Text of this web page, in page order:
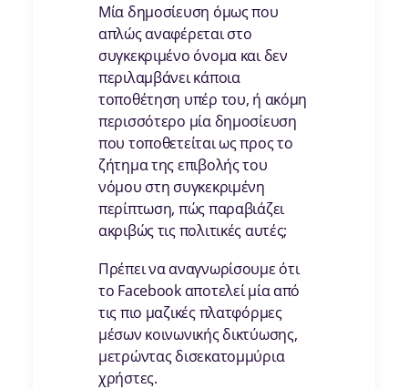
Μία δημοσίευση όμως που
απλώς αναφέρεται στο
συγκεκριμένο όνομα και δεν
περιλαμβάνει κάποια
τοποθέτηση υπέρ του, ή ακόμη
περισσότερο μία δημοσίευση
που τοποθετείται ως προς το
ζήτημα της επιβολής του
νόμου στη συγκεκριμένη
περίπτωση, πώς παραβιάζει
ακριβώς τις πολιτικές αυτές;
Πρέπει να αναγνωρίσουμε ότι
το Facebook αποτελεί μία από
τις πιο μαζικές πλατφόρμες
μέσων κοινωνικής δικτύωσης,
μετρώντας δισεκατομμύρια
χρήστες.